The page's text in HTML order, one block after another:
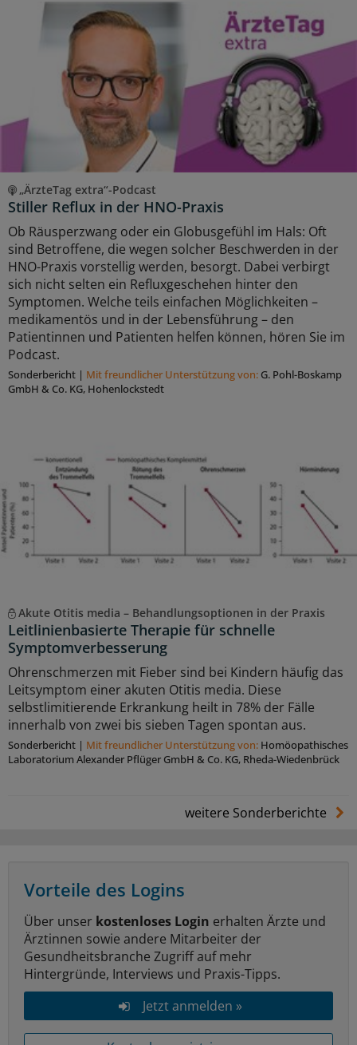
„ÄrzteTag extra“-Podcast
Stiller Reflux in der HNO-Praxis
Ob Räusperzwang oder ein Globusgefühl im Hals: Oft
sind Betroffene, die wegen solcher Beschwerden in der
HNO-Praxis vorstellig werden, besorgt. Dabei verbirgt
sich nicht selten ein Refluxgeschehen hinter den
Symptomen. Welche teils einfachen Möglichkeiten –
medikamentös und in der Lebensführung – den
Patientinnen und Patienten helfen können, hören Sie im
Podcast.
Sonderbericht | Mit freundlicher Unterstützung von: G. Pohl-Boskamp
GmbH & Co. KG, Hohenlockstedt
Akute Otitis media – Behandlungsoptionen in der Praxis
Leitlinienbasierte Therapie für schnelle
Symptomverbesserung
Ohrenschmerzen mit Fieber sind bei Kindern häufig das
Leitsymptom einer akuten Otitis media. Diese
selbstlimitierende Erkrankung heilt in 78% der Fälle
innerhalb von zwei bis sieben Tagen spontan aus.
Sonderbericht | Mit freundlicher Unterstützung von: Homöopathisches
Laboratorium Alexander Pflüger GmbH & Co. KG, Rheda-Wiedenbrück
weitere Sonderberichte
Vorteile des Logins
Über unser kostenloses Login erhalten Ärzte und
Ärztinnen sowie andere Mitarbeiter der
Gesundheitsbranche Zugriff auf mehr
Hintergründe, Interviews und Praxis-Tipps.
Jetzt anmelden »